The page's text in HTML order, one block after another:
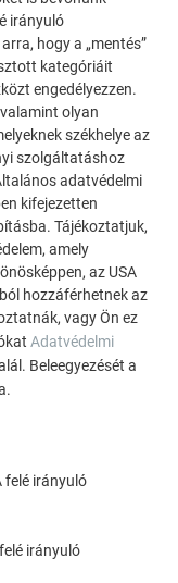
korcot.
húzza
hajtási
hajtásokat, és a
hajtsa vissza
zárja össze.
üsse rá az átfedés
irányuló
hogy a „mentés”
kategóriáit
engedélyezzen.
olyan
székhelye az
szolgáltatáshoz
adatvédelmi
kifejezetten
Tájékoztatjuk,
amely
az USA
hozzáférhetnek az
vagy Ön ez
Adatvédelmi
Beleegyezését a
felé irányuló
irányuló